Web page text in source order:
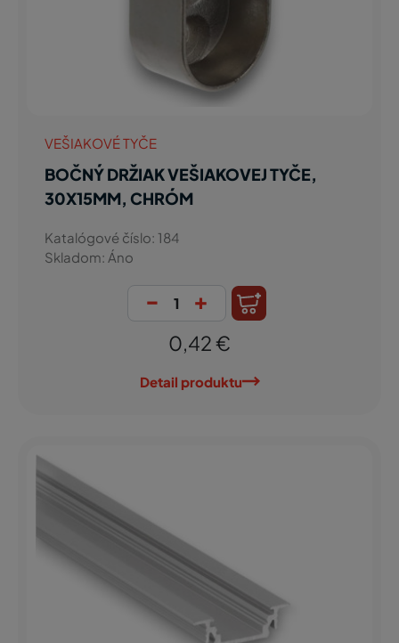
VEŠIAKOVÉ TYČE
BOČNÝ DRŽIAK VEŠIAKOVEJ TYČE,
30X15MM, CHRÓM
Katalógové číslo: 184
Skladom: Áno
- +
0,42 €
Detail produktu